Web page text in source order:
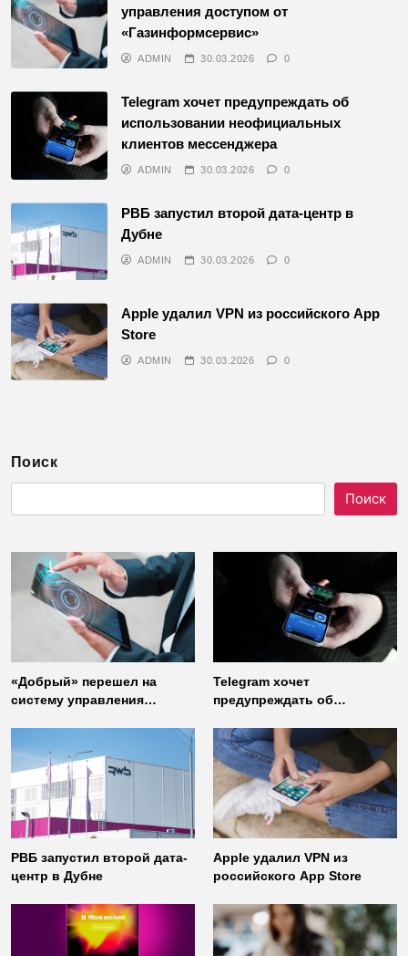
управления доступом от
«Газинформсервис»
ADMIN 30.03.2026 0
Telegram хочет предупреждать об
использовании неофициальных
клиентов мессенджера
ADMIN 30.03.2026 0
РВБ запустил второй дата-центр в
Дубне
ADMIN 30.03.2026 0
Apple удалил VPN из российского App
Store
ADMIN 30.03.2026 0
Поиск
Поиск
«Добрый» перешел на
систему управления
Telegram хочет
предупреждать об
неофициальных клиентов
мессенджера
РВБ запустил второй дата-
центр в Дубне
Apple удалил VPN из
российского App Store